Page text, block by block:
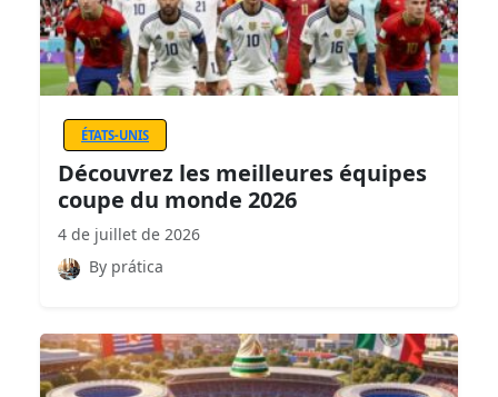
ÉTATS-UNIS
Découvrez les meilleures équipes
coupe du monde 2026
4 de juillet de 2026
By prática